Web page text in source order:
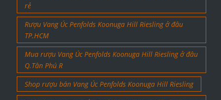
rẻ
Rượu Vang Úc Penfolds Koonuga Hill Riesling ở đâu
TP.HCM
Mua rượu Vang Úc Penfolds Koonuga Hill Riesling ở đâu
Q.Tân Phú R
Shop rượu bán Vang Úc Penfolds Koonuga Hill Riesling